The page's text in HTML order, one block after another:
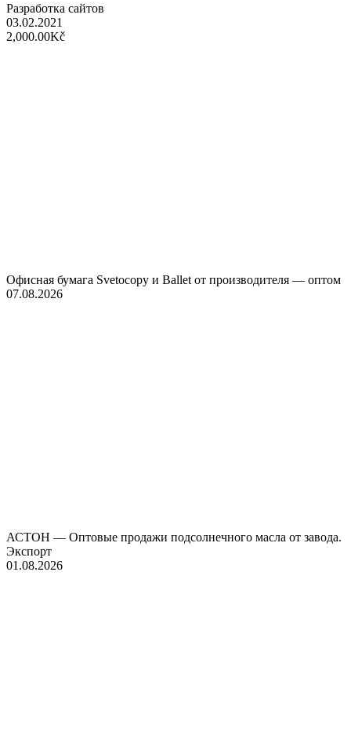
Разработка сайтов
03.02.2021
2,000.00Kč
Офисная бумага Svetocopy и Ballet от производителя — оптом
07.08.2026
АСТОН — Оптовые продажи подсолнечного масла от завода.
Экспорт
01.08.2026